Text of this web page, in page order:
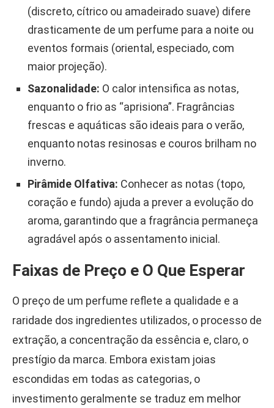
(discreto, cítrico ou amadeirado suave) difere
drasticamente de um perfume para a noite ou
eventos formais (oriental, especiado, com
maior projeção).
Sazonalidade: O calor intensifica as notas,
enquanto o frio as “aprisiona”. Fragrâncias
frescas e aquáticas são ideais para o verão,
enquanto notas resinosas e couros brilham no
inverno.
Pirâmide Olfativa: Conhecer as notas (topo,
coração e fundo) ajuda a prever a evolução do
aroma, garantindo que a fragrância permaneça
agradável após o assentamento inicial.
Faixas de Preço e O Que Esperar
O preço de um perfume reflete a qualidade e a
raridade dos ingredientes utilizados, o processo de
extração, a concentração da essência e, claro, o
prestígio da marca. Embora existam joias
escondidas em todas as categorias, o
investimento geralmente se traduz em melhor